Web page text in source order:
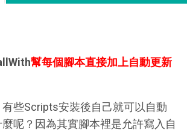
幫每個腳本直接加上自動更新
些Scripts安裝後自己就可以自動
呢？因為其實腳本裡是允許寫入自